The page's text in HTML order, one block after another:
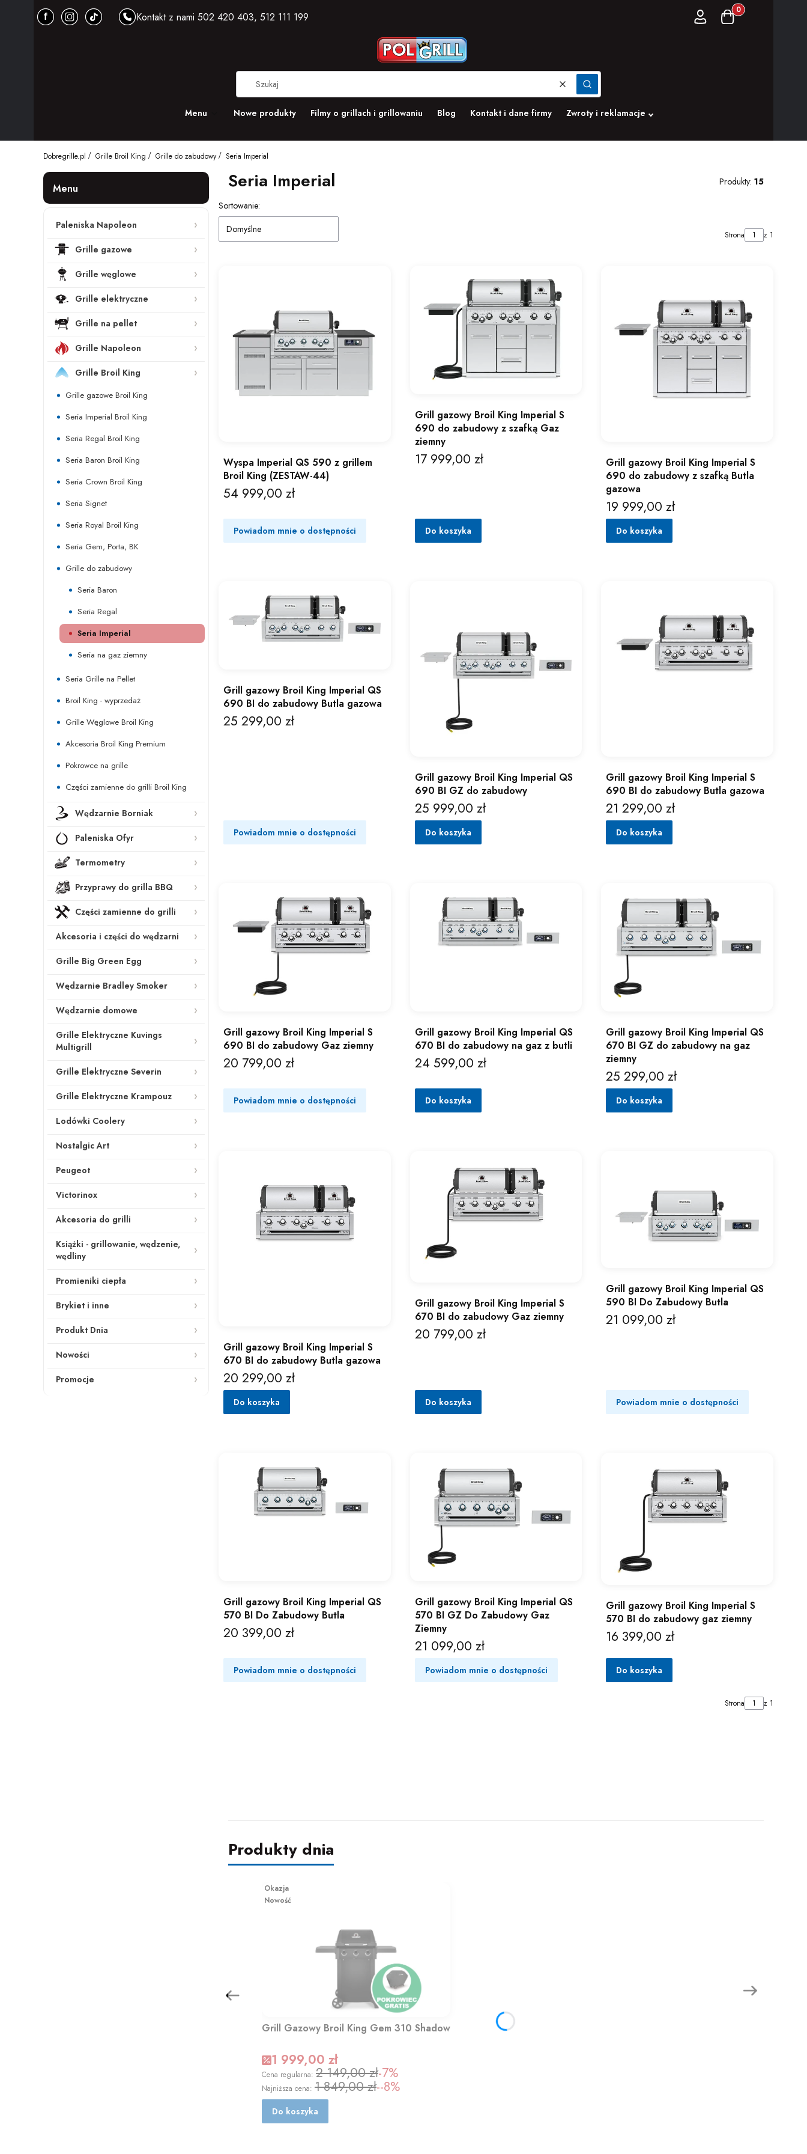
Kontakt z nami 502 420 403, 512 111 199 Zaloguj sięProdukty w
Koszyk
WyczyśćSzukaj
Menu
Nowe produkty Filmy o grillach i grillowaniu Blog Kontakt i dane firmy Zwroty i reklamacje
Dobregrille.pl Grille Broil King Grille do zabudowy Seria Imperial
Menu
Paleniska Napoleon
Grille gazowe
Grille węglowe
Grille elektryczne
Grille na pellet
Grille Napoleon
Grille Broil King
Grille gazowe Broil King
Seria Imperial Broil King
Seria Regal Broil King
Seria Baron Broil King
Seria Crown Broil King
Seria Signet
Seria Royal Broil King
Seria Gem, Porta, BK
Grille do zabudowy
Seria Baron
Seria Regal
Seria Imperial
Seria na gaz ziemny
Seria Grille na Pellet
Broil King - wyprzedaż
Grille Węglowe Broil King
Akcesoria Broil King Premium
Pokrowce na grille
Części zamienne do grilli Broil King
Wędzarnie Borniak
Paleniska Ofyr
Termometry
Przyprawy do grilla BBQ
Części zamienne do grilli
Akcesoria i części do wędzarni
Grille Big Green Egg
Wędzarnie Bradley Smoker
Wędzarnie domowe
Grille Elektryczne Kuvings
Multigrill
Grille Elektryczne Severin
Grille Elektryczne Krampouz
Lodówki Coolery
Nostalgic Art
Peugeot
Victorinox
Akcesoria do grilli
Książki - grillowanie, wędzenie,
wędliny
Promieniki ciepła
Brykiet i inne
Produkt Dnia
Nowości
Promocje
Seria Imperial Produkty: 15
Lista produktów
Sortowanie:
Domyślne
Strona z 1
Wyspa Imperial QS 590 z grillem
Broil King (ZESTAW-44)
Cena
54 999,00 zł
Powiadom mnie o dostępności
Grill gazowy Broil King Imperial S
690 do zabudowy z szafką Gaz
ziemny
Cena
17 999,00 zł
Do koszyka
Grill gazowy Broil King Imperial S
690 do zabudowy z szafką Butla
gazowa
Cena
19 999,00 zł
Do koszyka
Grill gazowy Broil King Imperial QS
690 BI do zabudowy Butla gazowa
Cena
25 299,00 zł
Powiadom mnie o dostępności
Grill gazowy Broil King Imperial QS
690 BI GZ do zabudowy
Cena
25 999,00 zł
Do koszyka
Grill gazowy Broil King Imperial S
690 BI do zabudowy Butla gazowa
Cena
21 299,00 zł
Do koszyka
Grill gazowy Broil King Imperial S
690 BI do zabudowy Gaz ziemny
Cena
20 799,00 zł
Powiadom mnie o dostępności
Grill gazowy Broil King Imperial QS
670 BI do zabudowy na gaz z butli
Cena
24 599,00 zł
Do koszyka
Grill gazowy Broil King Imperial QS
670 BI GZ do zabudowy na gaz
ziemny
Cena
25 299,00 zł
Do koszyka
Grill gazowy Broil King Imperial S
670 BI do zabudowy Butla gazowa
Cena
20 299,00 zł
Do koszyka
Grill gazowy Broil King Imperial S
670 BI do zabudowy Gaz ziemny
Cena
20 799,00 zł
Do koszyka
Grill gazowy Broil King Imperial QS
590 BI Do Zabudowy Butla
Cena
21 099,00 zł
Powiadom mnie o dostępności
Grill gazowy Broil King Imperial QS
570 BI Do Zabudowy Butla
Cena
20 399,00 zł
Powiadom mnie o dostępności
Grill gazowy Broil King Imperial QS
570 BI GZ Do Zabudowy Gaz
Ziemny
Cena
21 099,00 zł
Powiadom mnie o dostępności
Grill gazowy Broil King Imperial S
570 BI do zabudowy gaz ziemny
Cena
16 399,00 zł
Do koszyka
Strona z 1
Okazja
Nowość
Grill Gazowy Broil King Gem 310 Shadow
1 999,00 zł
Cena regularna: 2 149,00 zł-7%
Najniższa cena: 1 849,00 zł--8%
Do koszyka